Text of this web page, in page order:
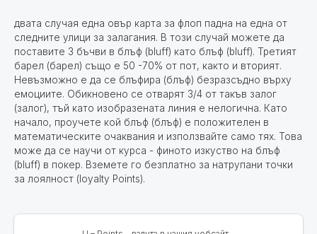
двата случая една овър карта за флоп падна на една от
следните улици за залагания. В този случай можете да
поставите 3 бъчви в блъф (bluff) като блъф (bluff). Третият
барел (барел) също е 50 -70% от пот, както и вторият.
Невъзможно е да се блъфира (блъф) безразсъдно върху
емоциите. Обикновено се отварят 3/4 от такъв залог
(залог), тъй като изобразената линия е нелогична. Като
начало, проучете кой блъф (блъф) е положителен в
математическите очаквания и използвайте само тях. Това
може да се научи от курса - финото изкуство на блъф
(bluff) в покер. Вземете го безплатно за натрупани точки
за лоялност (loyalty Points).